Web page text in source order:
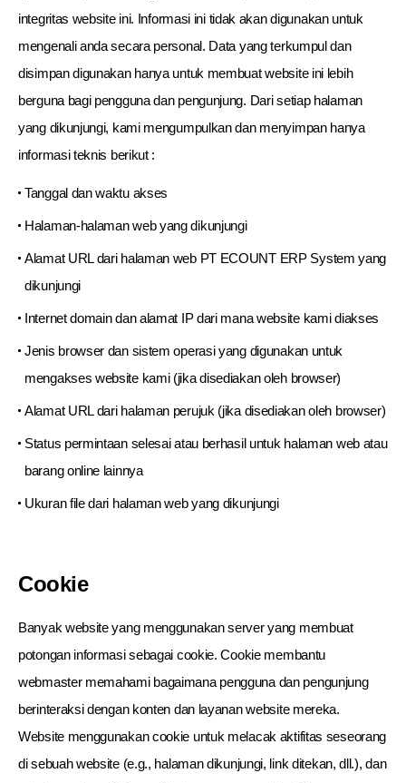
integritas website ini. Informasi ini tidak akan digunakan untuk
mengenali anda secara personal. Data yang terkumpul dan
disimpan digunakan hanya untuk membuat website ini lebih
berguna bagi pengguna dan pengunjung. Dari setiap halaman
yang dikunjungi, kami mengumpulkan dan menyimpan hanya
informasi teknis berikut :
Tanggal dan waktu akses
Halaman-halaman web yang dikunjungi
Alamat URL dari halaman web PT ECOUNT ERP System yang
dikunjungi
Internet domain dan alamat IP dari mana website kami diakses
Jenis browser dan sistem operasi yang digunakan untuk
mengakses website kami (jika disediakan oleh browser)
Alamat URL dari halaman perujuk (jika disediakan oleh browser)
Status permintaan selesai atau berhasil untuk halaman web atau
barang online lainnya
Ukuran file dari halaman web yang dikunjungi
Cookie
Banyak website yang menggunakan server yang membuat
potongan informasi sebagai cookie. Cookie membantu
webmaster memahami bagaimana pengguna dan pengunjung
berinteraksi dengan konten dan layanan website mereka.
Website menggunakan cookie untuk melacak aktifitas seseorang
di sebuah website (e.g., halaman dikunjungi, link ditekan, dll.), dan